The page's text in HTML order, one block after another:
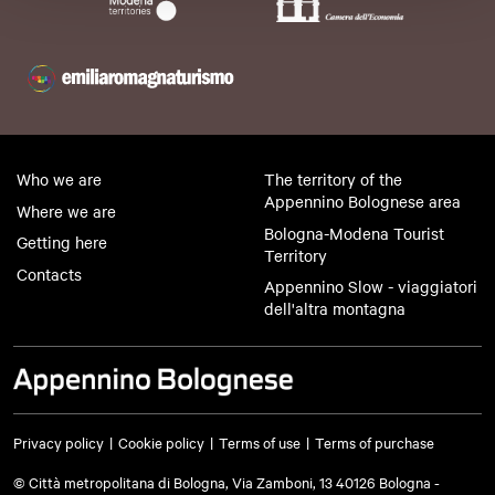
Who we are
Where we are
Getting here
Contacts
The territory of the
Appennino Bolognese area
Bologna-Modena Tourist
Territory
Appennino Slow - viaggiatori
dell'altra montagna
Privacy policy Cookie policy Terms of use
Terms of purchase
© Città metropolitana di Bologna, Via Zamboni, 13 40126 Bologna -